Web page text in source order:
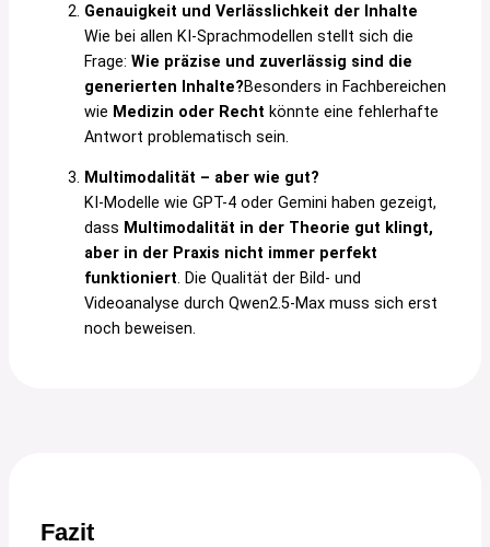
Genauigkeit und Verlässlichkeit der Inhalte
Wie bei allen KI-Sprachmodellen stellt sich die
Frage: Wie präzise und zuverlässig sind die
generierten Inhalte?Besonders in Fachbereichen
wie Medizin oder Recht könnte eine fehlerhafte
Antwort problematisch sein.
Multimodalität – aber wie gut?
KI-Modelle wie GPT-4 oder Gemini haben gezeigt,
dass Multimodalität in der Theorie gut klingt,
aber in der Praxis nicht immer perfekt
funktioniert. Die Qualität der Bild- und
Videoanalyse durch Qwen2.5-Max muss sich erst
noch beweisen.
Fazit